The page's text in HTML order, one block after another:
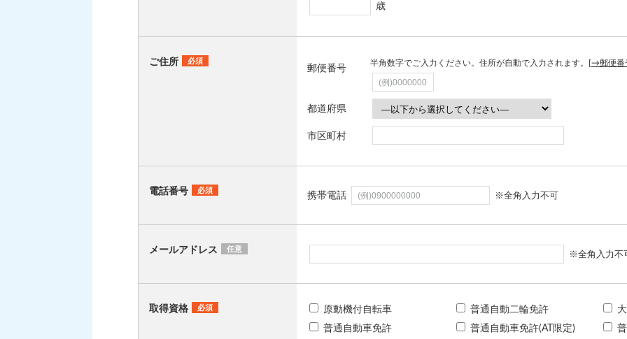
歳
ご住所 必須
郵便番号 半角数字でご入力ください。住所が自動で入力されます。[ →郵便番
都道府県
市区町村
電話番号 必須 携帯電話 ※全角入力不可
メールアドレス 任意
※全角入力不
取得資格 必須 原動機付自転車 普通自動二輪免許
普通自動車免許
普通自動車免許(AT限定)